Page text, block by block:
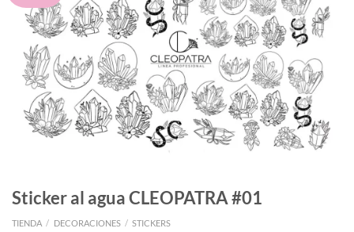
Sticker al agua CLEOPATRA #01
TIENDA / DECORACIONES / STICKERS